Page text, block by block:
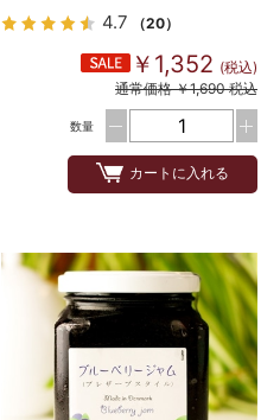
×各3個）
4.7 （20）
￥1,352 (税込)
通常価格 ￥1,690 税込
数量
カートに入れる